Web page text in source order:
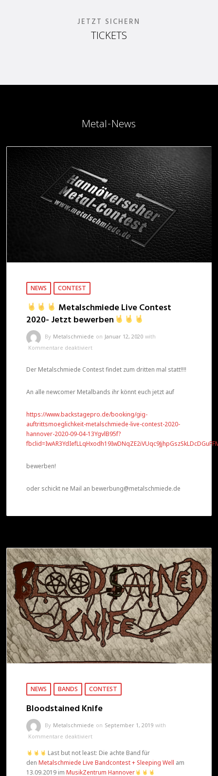
JETZT SICHERN
TICKETS
Metal-News
NEWS CONTEST
Metalschmiede Live Contest
2020- Jetzt bewerben
By Metalschmiede on Januar 12, 2020 with
Kommentare deaktiviert
Live
Jetzt
bewerben
Der Metalschmiede Contest findet zum dritten mal statt!!!!
An alle newcomer Metalbands ihr könnt euch jetzt auf
https://www.backstagepro.de/booking/gig-
auftrittsmoeglichkeit-metalschmiede-live-contest-2020-
hannover-2020-09-04-13YgvlB95f?
bewerben!
oder schickt ne Mail an bewerbung@metalschmiede.de
NEWS BANDS CONTEST
Bloodstained Knife
By Metalschmiede on September 1, 2019 with
Kommentare deaktiviert
Knife
Last but not least: Die achte Band für
denMetalschmiede Live Bandcontest + Sleeping Well am
13.09.2019 imMusikZentrum Hannover